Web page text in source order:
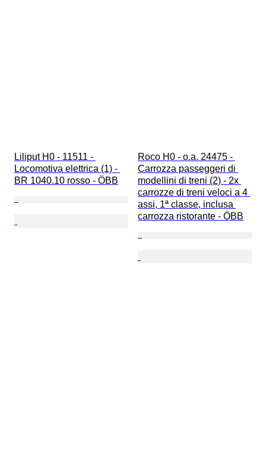
Liliput H0 - 11511 -
Locomotiva elettrica (1) -
BR 1040.10 rosso - ÖBB
Roco H0 - o.a. 24475 -
Carrozza passeggeri di
modellini di treni (2) - 2x
carrozze di treni veloci a 4
assi, 1ª classe, inclusa
carrozza ristorante - ÖBB